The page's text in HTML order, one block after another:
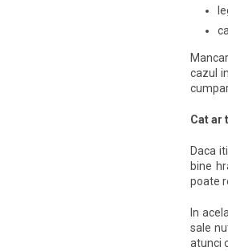
cazul
Cat ar
Daca
bine
poate
In
sale
atunci